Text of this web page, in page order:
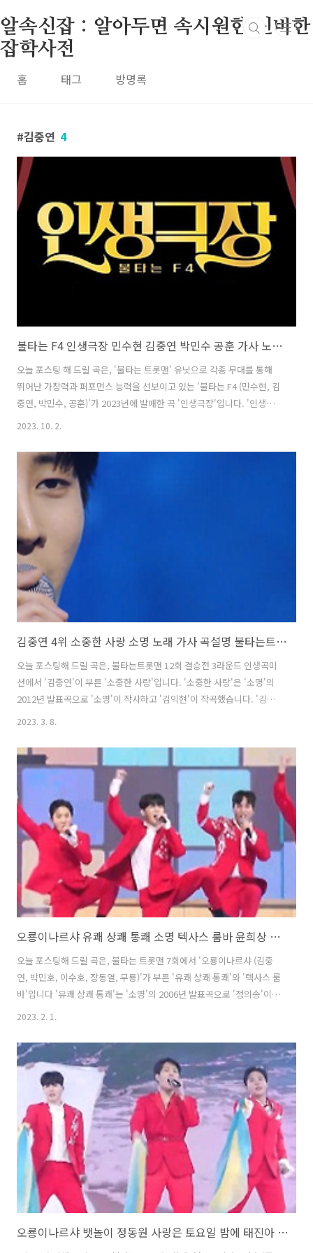
알속신잡 : 알아두면 속시원한 신비한
잡학사전
홈 태그 방명록
김중연 4
불타는 F4 인생극장 민수현 김중연 박민수 공훈 가사 노래 뮤비 곡정보
오늘 포스팅 해 드릴 곡은, '불타는 트롯맨' 유닛으로 각종 무대를 통해
뛰어난 가창력과 퍼포먼스 능력을 선보이고 있는 '불타는 F4 (민수현, 김
중연, 박민수, 공훈)'가 2023년에 발매한 곡 '인생극장'입니다. '인생극
장'은 인생의 희로애락을 담은 정통 트로트 장르의 곡으로, 듣는 이들에
으로 완성도를 높였습니다. 인생극장 - 불타는 F4 (민수현, 김중연, 박민
수, 공훈) 가사 인생은 너와 나의 얘기를 무대에 올리는 과정 슬펐을 때나
기쁠 때나 필름은 돌고 돌아 내 인생 지난날의 장면을 되돌려 감아보면
그 중에 최고 하이라이트 너와 나의 사랑 만난지 한 달 만에 사랑한다 고
백하고 눈물 나고 꿈도 많은 사랑의 역사를 쓰고 있네 ..
2023. 10. 2.
김중연 4위 소중한 사랑 소명 노래 가사 곡설명 불타는트롯맨
오늘 포스팅해 드릴 곡은, 불타는트롯맨 12회 결승전 3라운드 인생곡미
션에서 '김중연'이 부른 '소중한 사랑'입니다. '소중한 사랑'은 '소명'의
2012년 발표곡으로 '소명'이 작사하고 '김익현'이 작곡했습니다. '김중
연'이 퍼포먼스가 너무 강한 느낌이라 오히려 독이 될 수도 있는데 전혀
니라 노래까지도 잘하는 가수를 인증하듯 멋진 가창력을 뽐냈으며 결국
최종 4위에 올랐습니다. * 소중한 사랑 - 김중연 / 소명 가사 눈물이 날 만
큼 찡했던 사랑 안타까운 나의 사랑아 그대 주고 간 그 눈빛 때문에 내 입
술이 타 들어가요 꽃을 보아도 별을 달을 보아도 잊을 수가 없는 사랑아
그대의 모습 숨소리 까지 영혼까지 사랑했었다 행복한 시간 물으..
2023. 3. 8.
오룡이나르샤 유쾌 상쾌 통쾌 소명 텍사스 룸바 윤희상 김중연 박민호 이수호 장동열 무룡 뮤비 해석 곡설명 불타는트롯맨
오늘 포스팅해 드릴 곡은, 불타는 트롯맨 7회에서 '오룡이나르샤 (김중
연, 박민호, 이수호, 장동열, 무룡)'가 부른 '유쾌 상쾌 통쾌'와 '텍사스 룸
바'입니다 '유쾌 상쾌 통쾌'는 '소명'의 2006년 발표곡으로 '정의송'이 작
사, 작곡했고, '텍사스 룸바'는 '윤희상'의 2002년 발표곡으로 '이호
기와 희망을 주는 노래인 '유쾌 상쾌 통쾌'를 선곡해, '오룡이나르샤 (김
중연, 박민호, 이수호, 장동열, 무룡)'가 더없이 신나는 무대를 선보였고,
'텍사스 룸바'로는 상큼하면서도 멋진 춤과 재미난 아이디어가 돋보이는
퍼포먼스로 해피 바이러스를 전달했습니다. * 유쾌 상쾌 통쾌 - 오룡이나
르샤 / 소명 가사 우리사는 이 세상에 유쾌 상쾌..
2023. 2. 1.
오룡이나르샤 뱃놀이 정동원 사랑은 토요일 밤에 태진아 김중연 박민호 이수호 장동열 무룡 뮤비 해석 곡설명 불타는트롯맨